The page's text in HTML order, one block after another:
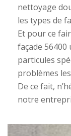
nettoyage
les types de
Et pour ce
façade 56400
particules
problèmes
De ce fait,
notre